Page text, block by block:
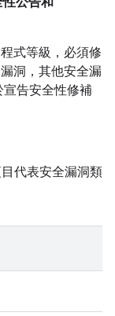
式等級，必須修
洞，其他安全漏
告安全性修補
代表安全漏洞類